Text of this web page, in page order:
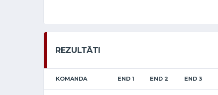
REZULTĀTI
KOMANDA END 1 END 2 END 3